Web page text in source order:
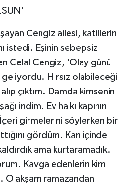
Cengiz ailesi, katillerin
istedi. Eşinin sebepsiz
Celal Cengiz, 'Olay günü
geliyordu. Hırsız olabileceği
çıktım. Damda kimsenin
indim. Ev halkı kapının
girmelerini söylerken bir
gördüm. Kan içinde
ama kurtaramadık.
Kavga edenlerin kim
O akşam ramazandan